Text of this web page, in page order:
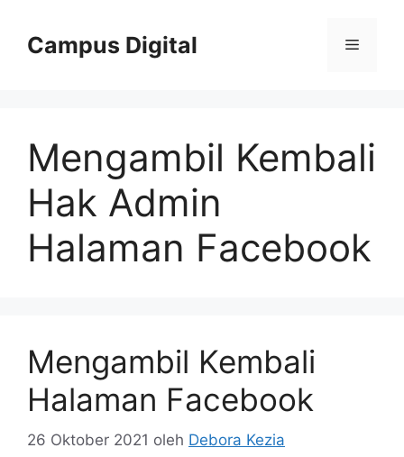
Campus Digital Menu
Mengambil Kembali
Hak Admin
Halaman Facebook
Mengambil Kembali
Halaman Facebook
26 Oktober 2021 oleh Debora Kezia